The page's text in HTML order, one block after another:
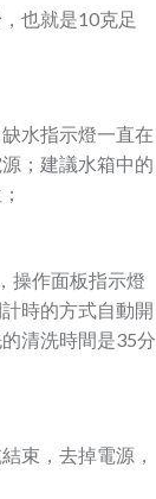
也就是10克足
水指示燈一直在
；建議水箱中的
操作面板指示燈
時的方式自動開
清洗時間是35分
束，去掉電源，